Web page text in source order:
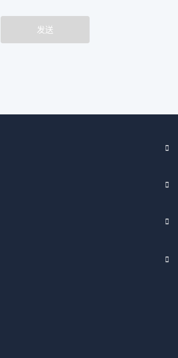
发送